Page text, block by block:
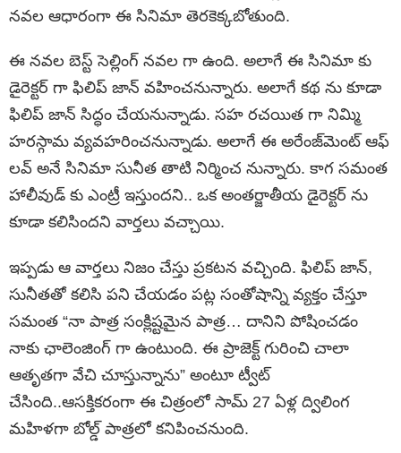
న‌వ‌ల ఆధారంగా ఈ సినిమా తెర‌కెక్క‌బోతుంది.
ఈ న‌వ‌ల బెస్ట్ సెల్లింగ్ న‌వ‌ల గా ఉంది. అలాగే ఈ సినిమా కు
డైరెక్ట‌ర్ గా ఫిలిప్ జాన్ వ‌హించ‌నున్నారు. అలాగే క‌థ ను కూడా
ఫిలిప్ జాన్ సిద్ధం చేయ‌నున్నాడు. స‌హ రచ‌యిత గా నిమ్మి
హ‌ర‌స్గామ వ్య‌వ‌హ‌రించ‌నున్నాడు. అలాగే ఈ అరేంజ్‌మెంట్ ఆఫ్
ల‌వ్ అనే సినిమా సునీత తాటి నిర్మించ నున్నారు. కాగ సమంత
హాలీవుడ్ కు ఎంట్రీ ఇస్తుంద‌ని.. ఒక అంత‌ర్జాతీయ డైరెక్ట‌ర్ ను
కూడా క‌లిసింద‌ని వార్తలు వ‌చ్చాయి.
ఇప్ప‌డు ఆ వార్తలు నిజం చేస్తు ప్ర‌క‌ట‌న వ‌చ్చింది. ఫిలిప్ జాన్,
సునీతతో కలిసి పని చేయడం పట్ల సంతోషాన్ని వ్యక్తం చేస్తూ
సమంత “నా పాత్ర సంక్లిష్టమైన పాత్ర… దానిని పోషించడం
నాకు ఛాలెంజింగ్ గా ఉంటుంది. ఈ ప్రాజెక్ట్ గురించి చాలా
ఆతృతగా వేచి చూస్తున్నాను” అంటూ ట్వీట్
చేసింది..ఆసక్తికరంగా ఈ చిత్రంలో సామ్ 27 ఏళ్ల ద్విలింగ
మహిళగా బోల్డ్ పాత్రలో కనిపించనుంది.